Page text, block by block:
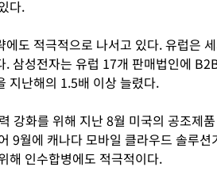
다.
에도 적극적으로 나서고 있다. 유럽은
. 삼성전자는 유럽 17개 판매법인에
지난해의 1.5배 이상 늘렸다.
강화를 위해 지난 8월 미국의 공조제
9월에 캐나다 모바일 클라우드 솔루
해 인수합병에도 적극적이다.